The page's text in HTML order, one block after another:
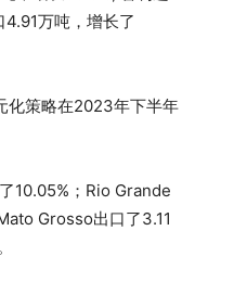
万吨，增长了
化策略在2023年下半年
10.05%；Rio Grande
Grosso出口了3.11